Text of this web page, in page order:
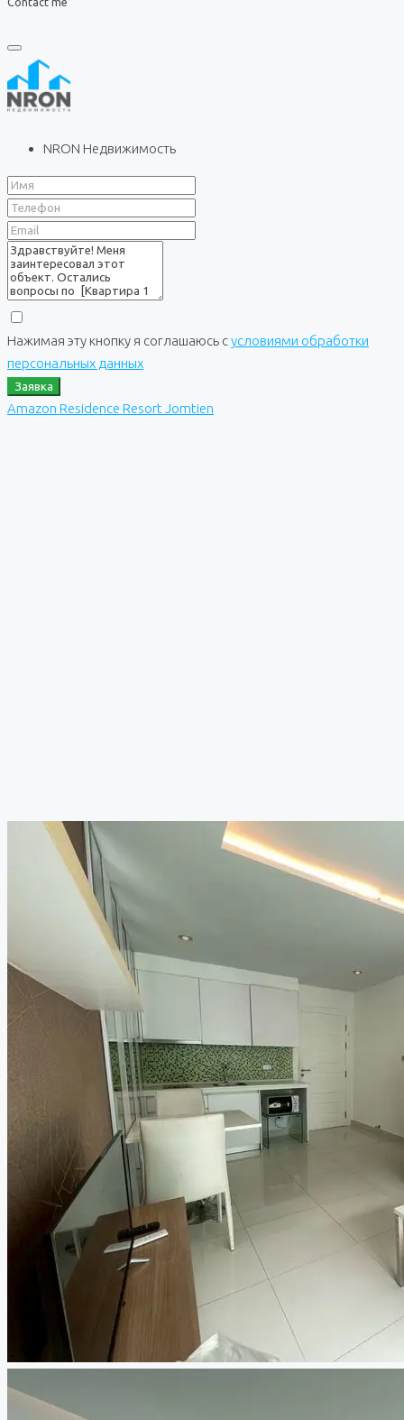
NRON Недвижимость
Нажимая эту кнопку я соглашаюсь сусловиями обработки
персональных данных
Заявка
Amazon Residence Resort Jomtien